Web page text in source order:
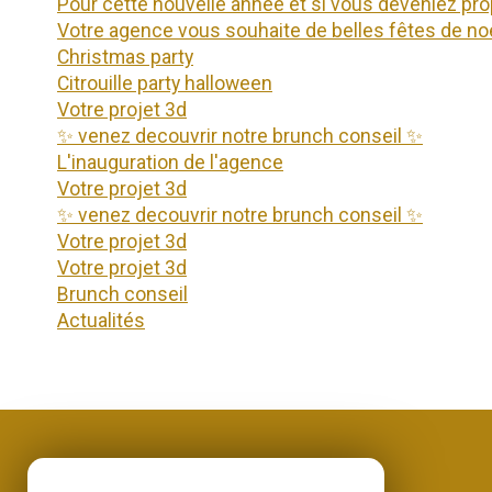
pour cette nouvelle année et si vous deveniez
votre agence vous souhaite de belles fêtes de
christmas party
citrouille party halloween
votre projet 3d
✨ venez decouvrir notre brunch conseil ✨
l'inauguration de l'agence
votre projet 3d
✨ venez decouvrir notre brunch conseil ✨
votre projet 3d
votre projet 3d
brunch conseil
actualités